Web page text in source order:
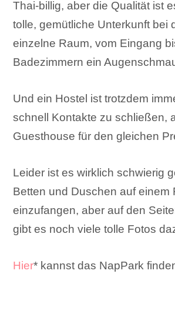
Thai-billig, aber die Qualität ist
tolle, gemütliche Unterkunft bei
einzelne Raum, vom Eingang
Badezimmern ein
Und ein Hostel ist trotzdem
schnell Kontakte zu schließen,
Guesthouse für den gleichen
Leider ist es wirklich schwierig
Betten und Duschen auf einem
einzufangen, aber auf den
gibt es noch viele tolle Fotos
Hier* kannst das NapPark